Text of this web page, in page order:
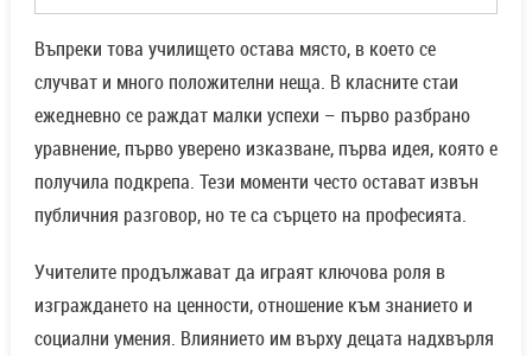
Въпреки това училището остава място, в което се
случват и много положителни неща. В класните стаи
ежедневно се раждат малки успехи – първо разбрано
уравнение, първо уверено изказване, първа идея, която е
получила подкрепа. Тези моменти често остават извън
публичния разговор, но те са сърцето на професията.
Учителите продължават да играят ключова роля в
изграждането на ценности, отношение към знанието и
социални умения. Влиянието им върху децата надхвърля